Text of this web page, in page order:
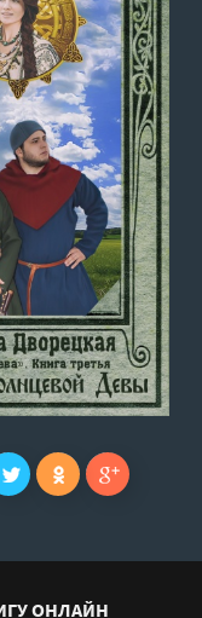
ОНЛАЙН